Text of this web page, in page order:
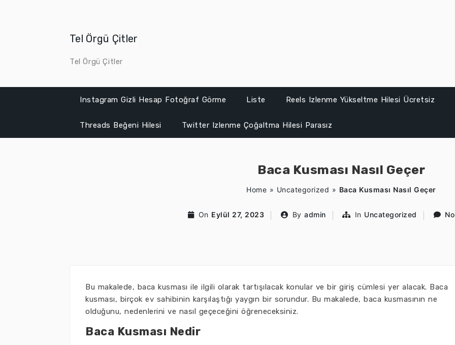
Tel Örgü Çitler
Tel Örgü Çitler
Instagram Gizli Hesap Fotoğraf Görme Liste Reels Izlenme Yükseltme Hilesi Ücretsiz
Threads Beğeni Hilesi Twitter Izlenme Çoğaltma Hilesi Parasız
Baca Kusması Nasıl Geçer
Home » Uncategorized » Baca Kusması Nasıl Geçer
On Eylül 27, 2023 By admin In Uncategorized
Bu makalede, baca kusması ile ilgili olarak tartışılacak konular ve bir giriş cümlesi yer alacak. Baca
kusması, birçok ev sahibinin karşılaştığı yaygın bir sorundur. Bu makalede, baca kusmasının ne
olduğunu, nedenlerini ve nasıl geçeceğini öğreneceksiniz.
Baca Kusması Nedir